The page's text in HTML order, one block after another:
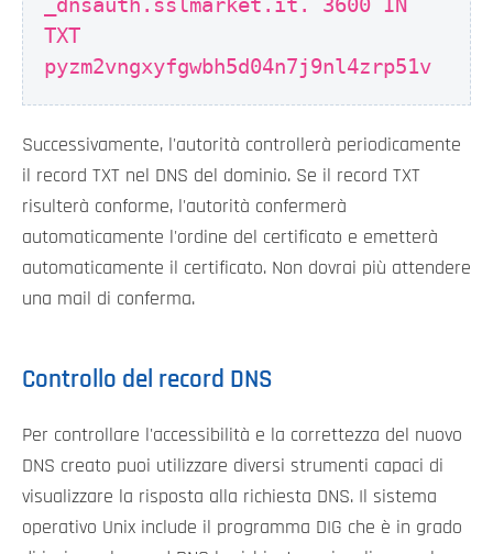
_dnsauth.sslmarket.it. 3600 IN
TXT
pyzm2vngxyfgwbh5d04n7j9nl4zrp51v
Successivamente, l'autorità controllerà periodicamente
il record TXT nel DNS del dominio. Se il record TXT
risulterà conforme, l'autorità confermerà
automaticamente l'ordine del certificato e emetterà
automaticamente il certificato. Non dovrai più attendere
una mail di conferma.
Controllo del record DNS
Per controllare l'accessibilità e la correttezza del nuovo
DNS creato puoi utilizzare diversi strumenti capaci di
visualizzare la risposta alla richiesta DNS. Il sistema
operativo Unix include il programma DIG che è in grado